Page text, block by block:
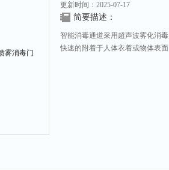
更新时间：2025-07-17
简要描述：
智能消毒通道采用超声波雾化消
快速的附着于人体衣着或物体表